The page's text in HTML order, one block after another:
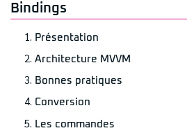
Bindings
Présentation
Architecture MVVM
Bonnes pratiques
Conversion
Les commandes